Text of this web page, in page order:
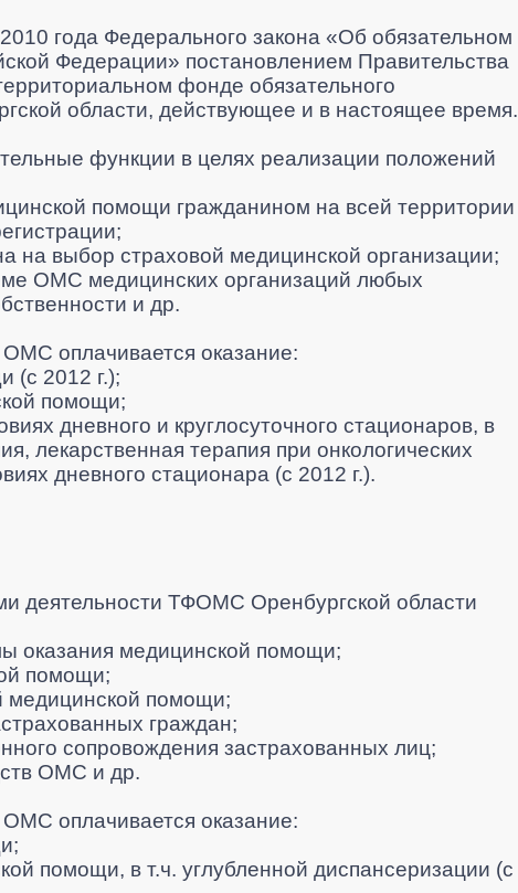
года Федерального закона «Об обязательном
Федерации» постановлением Правительства
фонде обязательного
области, действующее и в настоящее время.
функции в целях реализации положений
помощи гражданином на всей территории
на выбор страховой медицинской организации;
ОМС медицинских организаций любых
и др.
ОМС оплачивается оказание:
(с 2012 г.);
помощи;
дневного и круглосуточного стационаров, в
лекарственная терапия при онкологических
дневного стационара (с 2012 г.).
деятельности ТФОМС Оренбургской области
оказания медицинской помощи;
помощи;
медицинской помощи;
граждан;
сопровождения застрахованных лиц;
ОМС и др.
ОМС оплачивается оказание:
помощи, в т.ч. углубленной диспансеризации (с